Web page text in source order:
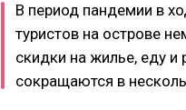
В период пандемии в
туристов на острове
скидки на жилье, еду
сокращаются в